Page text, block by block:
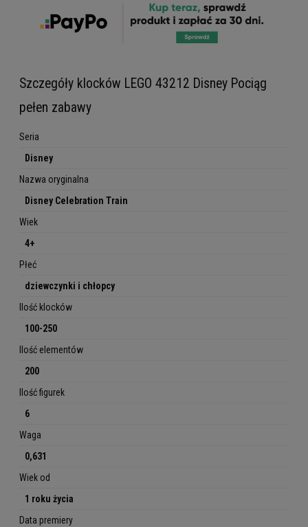
Szczegóły klocków LEGO 43212 Disney Pociąg
pełen zabawy
Seria
Disney
Nazwa oryginalna
Disney Celebration Train
Wiek
4+
Płeć
dziewczynki i chłopcy
Ilość klocków
100-250
Ilość elementów
200
Ilość figurek
6
Waga
0,631
Wiek od
1 roku życia
Data premiery